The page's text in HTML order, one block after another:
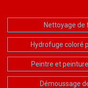
Nettoyage de
Hydrofuge coloré
Peintre et
Démoussage